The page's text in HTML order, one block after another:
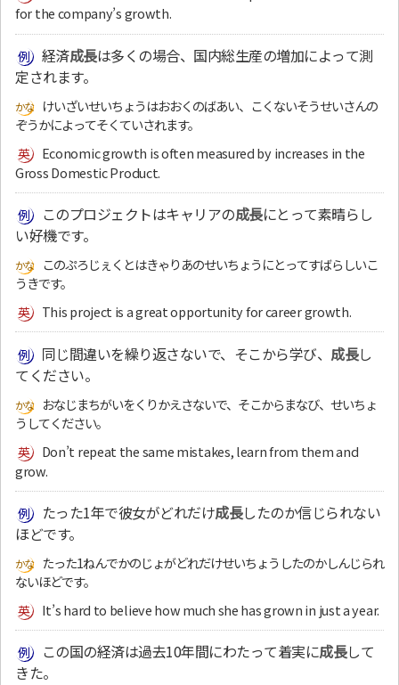
for the company’s growth.
経済成長は多くの場合、国内総生産の増加によって測
定されます。
けいざいせいちょうはおおくのばあい、こくないそうせいさんの
ぞうかによってそくていされます。
Economic growth is often measured by increases in the
Gross Domestic Product.
このプロジェクトはキャリアの成長にとって素晴らし
い好機です。
このぷろじぇくとはきゃりあのせいちょうにとってすばらしいこ
うきです。
This project is a great opportunity for career growth.
同じ間違いを繰り返さないで、そこから学び、 成長し
てください。
おなじまちがいをくりかえさないで、そこからまなび、せいちょ
うしてください。
Don’t repeat the same mistakes, learn from them and
grow.
たった1年で彼女がどれだけ成長したのか信じられない
ほどです。
たった1ねんでかのじょがどれだけせいちょうしたのかしんじられ
ないほどです。
It’s hard to believe how much she has grown in just a year.
この国の経済は過去10年間にわたって着実に成長して
きた。